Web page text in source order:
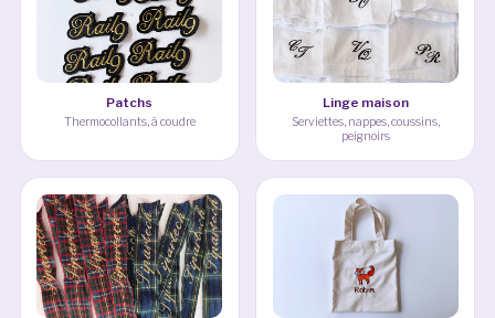
Patchs
Thermocollants, à coudre
Linge maison
Serviettes, nappes, coussins,
peignoirs